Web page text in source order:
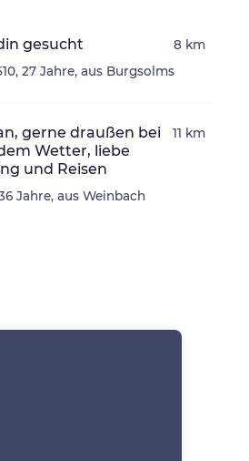
gesucht
27 Jahre, aus Burgsolms
8 km
gerne draußen bei
Wetter, liebe
und Reisen
Jahre, aus Weinbach
11 km